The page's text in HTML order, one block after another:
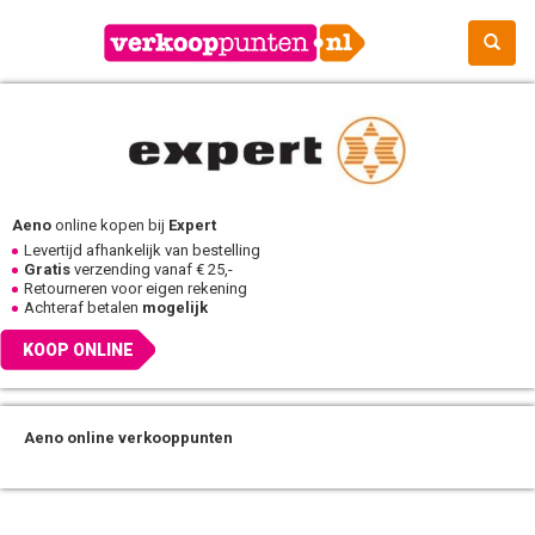
Aeno online kopen bij Expert
Levertijd afhankelijk van bestelling
Gratis verzending vanaf € 25,-
Retourneren voor eigen rekening
Achteraf betalen mogelijk
KOOP ONLINE
Aeno online verkooppunten